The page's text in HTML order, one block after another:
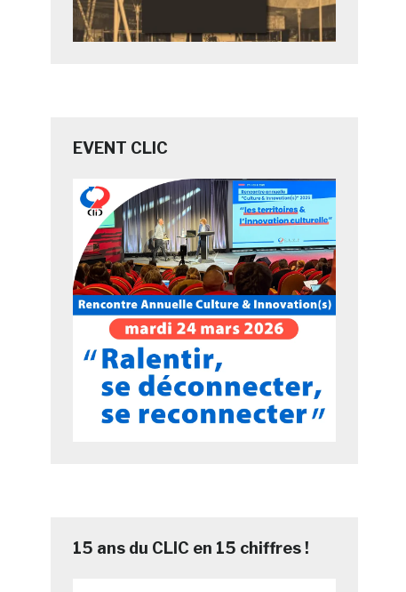
EVENT CLIC
15 ans du CLIC en 15 chiffres !